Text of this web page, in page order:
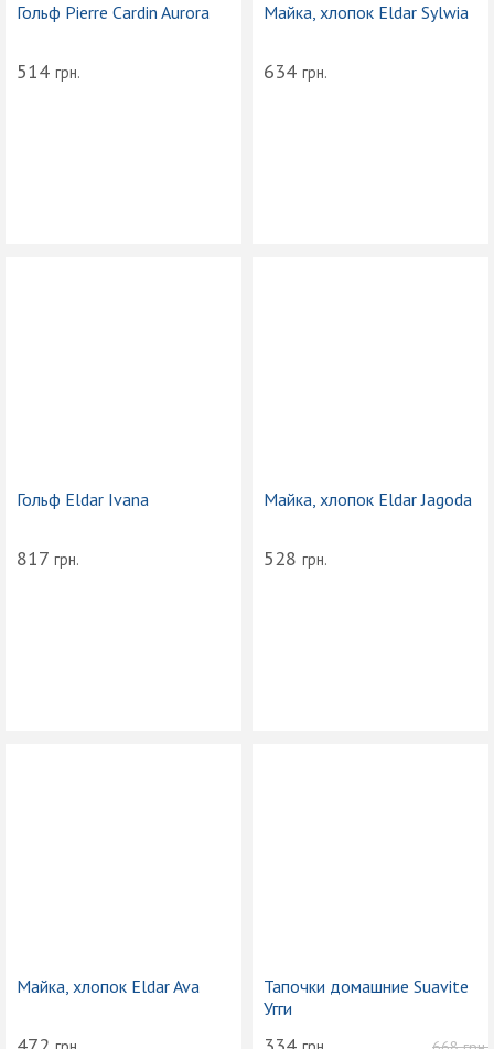
Гольф Pierre Cardin Aurora
514 грн.
Майка, хлопок Eldar Sylwia
634 грн.
Гольф Eldar Ivana
817 грн.
Майка, хлопок Eldar Jagoda
528 грн.
Майка, хлопок Eldar Ava
Тапочки домашние Suavite
Угги